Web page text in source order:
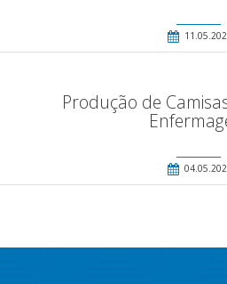
Produção de